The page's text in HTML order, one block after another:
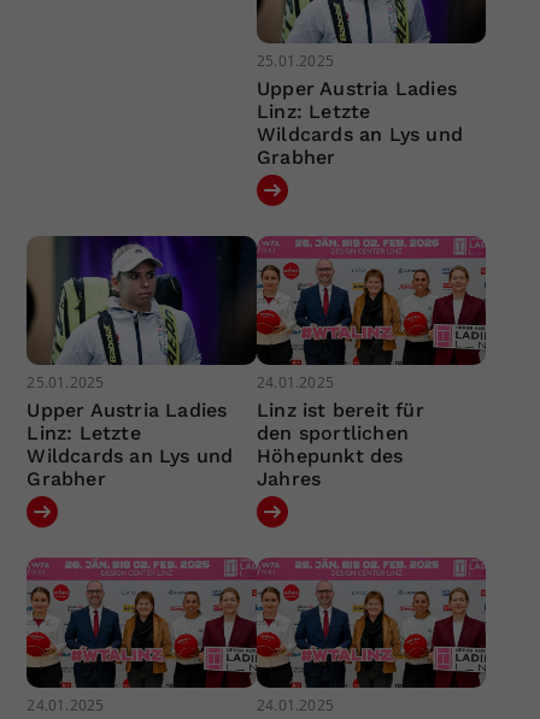
25.01.2025
Upper Austria Ladies
Linz: Letzte
Wildcards an Lys und
Grabher
25.01.2025
Upper Austria Ladies
Linz: Letzte
Wildcards an Lys und
Grabher
24.01.2025
Linz ist bereit für
den sportlichen
Höhepunkt des
Jahres
24.01.2025 24.01.2025